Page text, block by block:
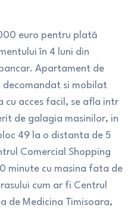
euro pentru plată
în 4 luni din
Apartament de
decomandat si mobilat
cu acces facil, se afla intr
de galagia masinilor, in
49 la o distanta de 5
Comercial Shopping
minute cu masina fata de
cum ar fi Centrul
de Medicina Timisoara,